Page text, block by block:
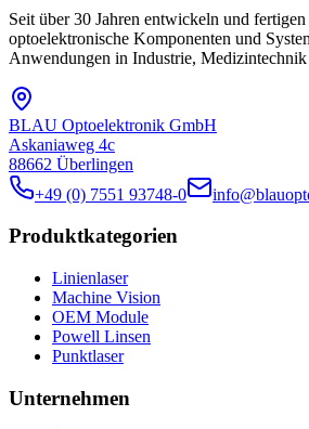
Seit über 30 Jahren entwickeln und
optoelektronische Komponenten und
Anwendungen in Industrie,
BLAU Optoelektronik GmbH
Askaniaweg 4c
88662 Überlingen
+49 (0) 7551 93748-0
Produktkategorien
Linienlaser
Machine Vision
OEM Module
Powell Linsen
Punktlaser
Unternehmen